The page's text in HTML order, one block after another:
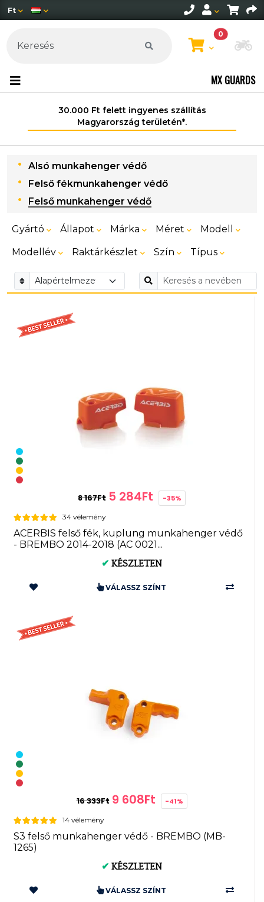
Ft
0
MX GUARDS
30.000 Ft felett ingyenes szállítás
Magyarország területén*.
Alsó munkahenger védő
Felső fékmunkahenger védő
Felső munkahenger védő
Gyártó Állapot Márka Méret Modell
Modellév Raktárkészlet Szín Típus
8 167Ft 5 284Ft -35%
34 vélemény
ACERBIS felső fék, kuplung munkahenger védő
- BREMBO 2014-2018 (AC 0021...
✔ KÉSZLETEN
VÁLASSZ SZÍNT
16 333Ft 9 608Ft -41%
14 vélemény
S3 felső munkahenger védő - BREMBO (MB-
1265)
✔ KÉSZLETEN
VÁLASSZ SZÍNT